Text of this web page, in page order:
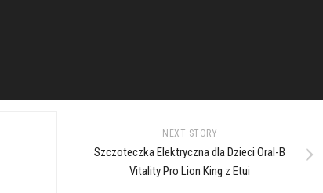
NEXT STORY
Szczoteczka Elektryczna dla Dzieci Oral-B
Vitality Pro Lion King z Etui